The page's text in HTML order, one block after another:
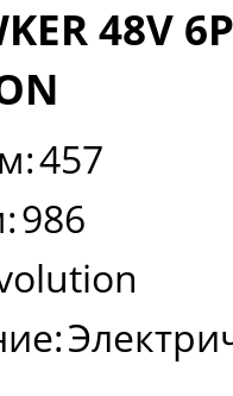
48V
457
986